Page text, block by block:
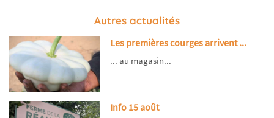
Autres actualités
Les premières courges arrivent ...
... au magasin...
Info 15 août